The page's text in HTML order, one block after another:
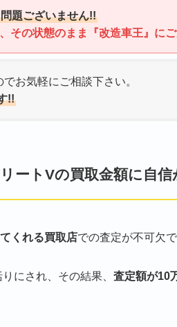
題ございません!!
その状態のまま『改造車王』に
お気軽にご相談下さい。
!!
ートVの買取金額に自
くれる買取店での査定が不可欠で
にされ、その結果、 査定額が10